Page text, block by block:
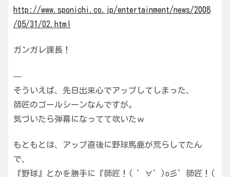
http://www.sponichi .co.jp/entertainment/news/2008
/05/31 /02.html
ガンガレ課長！
—
そういえば、先日出来心でアップしてしまった、
師匠のゴールシーンなんですが。
気づいたら弾幕になってて吹いたｗ
もともとは、アップ直後に野球馬鹿が荒らしてたん
で、
『野球』とかを勝手に『師匠！( ゜∀゜)o彡゜師匠！(